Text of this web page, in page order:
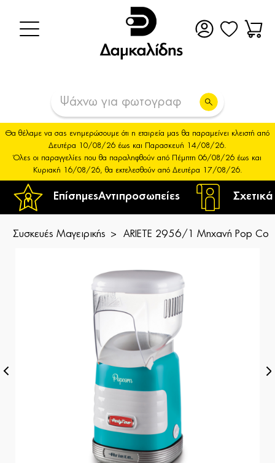
ΕπίσημεςΑντιπροσωπείες
Θα θέλαμε να σας ενημερώσουμε ότι η εταιρεία μας θα παραμείνει κλειστή από
Δευτέρα 10/08/26 έως και Παρασκευή 14/08/26.
Όλες οι παραγγελίες που θα παραληφθούν από Πέμπτη 06/08/26 έως και
Κυριακή 16/08/26, θα εκτελεσθούν από Δευτέρα 17/08/26.
Συσκευές Μαγειρικής ARIETE 2956/1 Μηχανή Pop